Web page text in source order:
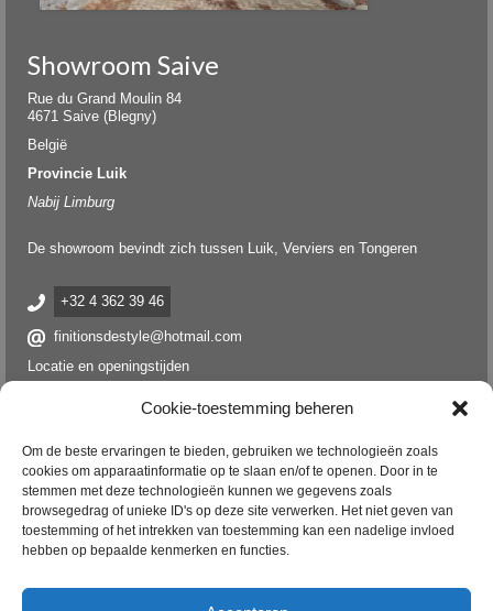
Cookie-toestemming beheren
Om de beste ervaringen te bieden, gebruiken we technologieën zoals
cookies om apparaatinformatie op te slaan en/of te openen. Door in te
stemmen met deze technologieën kunnen we gegevens zoals
browsegedrag of unieke ID's op deze site verwerken. Het niet geven van
toestemming of het intrekken van toestemming kan een nadelige invloed
hebben op bepaalde kenmerken en functies.
Showroom Saive
Rue du Grand Moulin 84
4671 Saive (Blegny)
België
Provincie Luik
Nabij Limburg
De showroom bevindt zich tussen Luik, Verviers en Tongeren
+32 4 362 39 46
finitionsdestyle@hotmail.com
Locatie en openingstijden